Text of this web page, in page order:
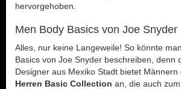
hervorgehoben.
Men Body Basics von Joe Snyder
Alles, nur keine Langeweile! So könnte
Basics von Joe Snyder beschreiben, denn
Designer aus Mexiko Stadt bietet Männern
Herren Basic Collection an, die auch